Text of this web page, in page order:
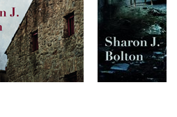
Do košíku
349 Kč
279 Kč
Do
279 Kč